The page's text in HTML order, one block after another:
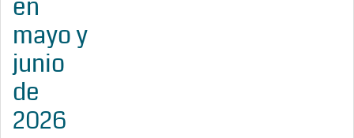
en
mayo y
junio
de
2026